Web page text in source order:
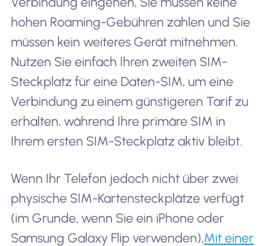
hohen Roaming-Gebühren zahlen und Sie
müssen kein weiteres Gerät mitnehmen.
Nutzen Sie einfach Ihren zweiten SIM-
Steckplatz für eine Daten-SIM, um eine
Verbindung zu einem günstigeren Tarif zu
erhalten, während Ihre primäre SIM in
Ihrem ersten SIM-Steckplatz aktiv bleibt.
Wenn Ihr Telefon jedoch nicht über zwei
physische SIM-Kartensteckplätze verfügt
(im Grunde, wenn Sie ein iPhone oder
Samsung Galaxy Flip verwenden),Mit einer